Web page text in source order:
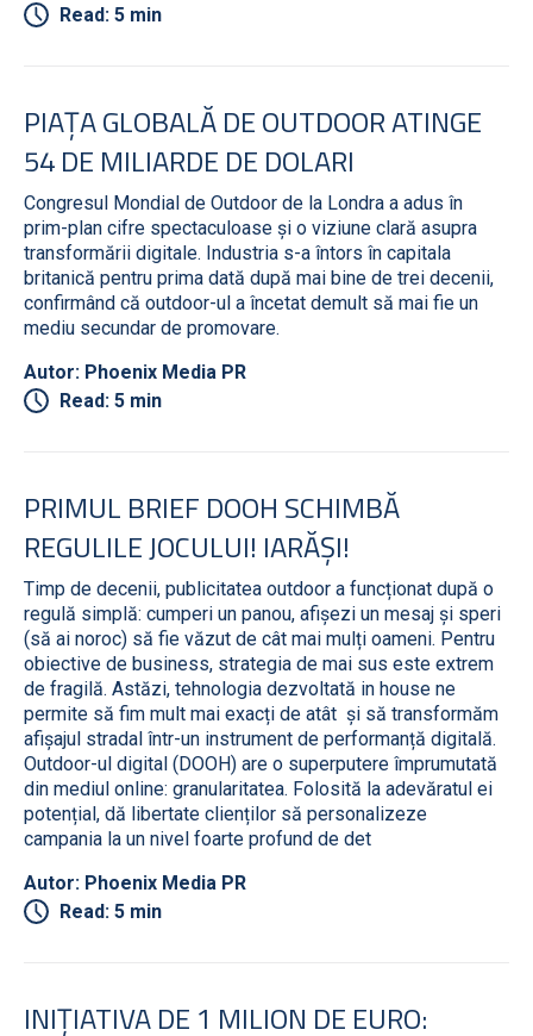
Read: 5 min
PIAȚA GLOBALĂ DE OUTDOOR ATINGE
54 DE MILIARDE DE DOLARI
Congresul Mondial de Outdoor de la Londra a adus în
prim-plan cifre spectaculoase și o viziune clară asupra
transformării digitale. Industria s-a întors în capitala
britanică pentru prima dată după mai bine de trei decenii,
confirmând că outdoor-ul a încetat demult să mai fie un
mediu secundar de promovare.
Autor: Phoenix Media PR
Read: 5 min
PRIMUL BRIEF DOOH SCHIMBĂ
REGULILE JOCULUI! IARĂȘI!
Timp de decenii, publicitatea outdoor a funcționat după o
regulă simplă: cumperi un panou, afișezi un mesaj și speri
(să ai noroc) să fie văzut de cât mai mulți oameni. Pentru
obiective de business, strategia de mai sus este extrem
de fragilă. Astăzi, tehnologia dezvoltată in house ne
permite să fim mult mai exacți de atât și să transformăm
afișajul stradal într-un instrument de performanță digitală.
Outdoor-ul digital (DOOH) are o superputere împrumutată
din mediul online: granularitatea. Folosită la adevăratul ei
potențial, dă libertate clienților să personalizeze
campania la un nivel foarte profund de det
Autor: Phoenix Media PR
Read: 5 min
INIȚIATIVA DE 1 MILION DE EURO: